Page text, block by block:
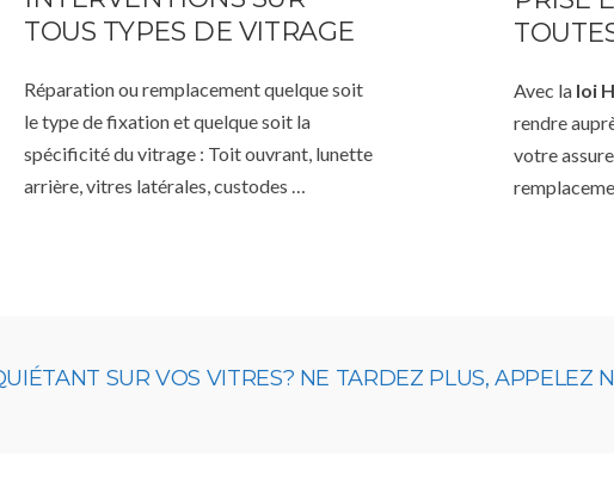
TOUS TYPES DE VITRAGE
Réparation ou remplacement quelque soit
le type de fixation et quelque soit la
spécificité du vitrage : Toit ouvrant, lunette
arrière, vitres latérales, custodes …
Avec la loi
rendre
votre
SUR VOS VITRES? NE TARDEZ PLUS, APPELEZ